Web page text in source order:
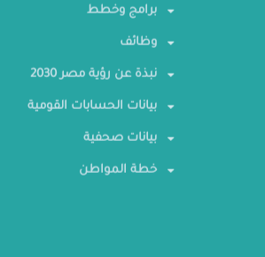
برامج وخطط
وظائف
نبذة عن رؤية مصر 2030
بيانات الحسابات القومية
بيانات صحفية
خطة المواطن